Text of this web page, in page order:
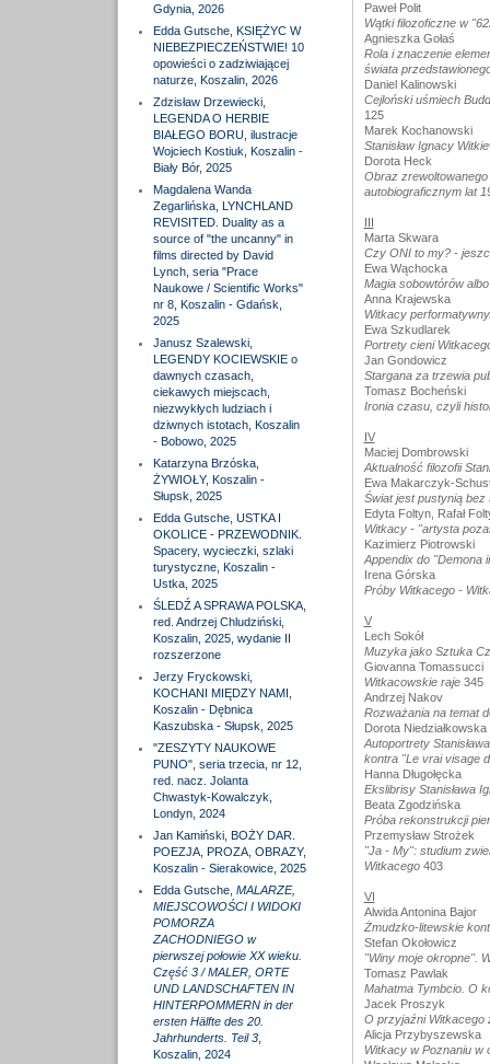
Gdynia, 2026
Edda Gutsche, KSIĘŻYC W
NIEBEZPIECZEŃSTWIE! 10
opowieści o zadziwiającej
naturze, Koszalin, 2026
Zdzisław Drzewiecki,
LEGENDA O HERBIE
BIAŁEGO BORU, ilustracje
Wojciech Kostiuk, Koszalin -
Biały Bór, 2025
Magdalena Wanda
Zegarlińska, LYNCHLAND
REVISITED. Duality as a
source of "the uncanny" in
films directed by David
Lynch, seria "Prace
Naukowe / Scientific Works"
nr 8, Koszalin - Gdańsk,
2025
Janusz Szalewski,
LEGENDY KOCIEWSKIE o
dawnych czasach,
ciekawych miejscach,
niezwykłych ludziach i
dziwnych istotach, Koszalin
- Bobowo, 2025
Katarzyna Brzóska,
ŻYWIOŁY, Koszalin -
Słupsk, 2025
Edda Gutsche, USTKA I
OKOLICE - PRZEWODNIK.
Spacery, wycieczki, szlaki
turystyczne, Koszalin -
Ustka, 2025
ŚLEDŹ A SPRAWA POLSKA,
red. Andrzej Chludziński,
Koszalin, 2025, wydanie II
rozszerzone
Jerzy Fryckowski,
KOCHANI MIĘDZY NAMI,
Koszalin - Dębnica
Kaszubska - Słupsk, 2025
"ZESZYTY NAUKOWE
PUNO", seria trzecia, nr 12,
red. nacz. Jolanta
Chwastyk-Kowalczyk,
Londyn, 2024
Jan Kamiński, BOŻY DAR.
POEZJA, PROZA, OBRAZY,
Koszalin - Sierakowice, 2025
Edda Gutsche, MALARZE,
MIEJSCOWOŚCI I WIDOKI
POMORZA
ZACHODNIEGO w
pierwszej połowie XX wieku.
Część 3 / MALER, ORTE
UND LANDSCHAFTEN IN
HINTERPOMMERN in der
ersten Hälfte des 20.
Jahrhunderts. Teil 3,
Koszalin, 2024
Paweł Polit
Wątki filozoficzne w
Agnieszka Gołaś
Rola i znaczenie
świata
Daniel Kalinowski
Cejloński uśmiech
125
Marek Kochanowski
Stanisław Ignacy
Dorota Heck
Obraz
autobiograficznym lat
III
Marta Skwara
Czy ONI to my? -
Ewa Wąchocka
Magia sobowtórów
Anna Krajewska
Witkacy
Ewa Szkudlarek
Portrety cieni
Jan Gondowicz
Stargana za trzewia
Tomasz Bocheński
Ironia czasu, czyli
IV
Maciej Dombrowski
Aktualność filozofii
Ewa Makarczyk-
Świat jest pustynią
Edyta Foltyn, Rafał
Witkacy - "artysta
Kazimierz Piotrowski
Appendix do "Demona
Irena Górska
Próby Witkacego -
V
Lech Sokół
Muzyka jako Sztuka
Giovanna Tomassucci
Witkacowskie raje345
Andrzej Nakov
Rozważania na temat
Dorota Niedziałkowska
Autoportrety
kontra "Le vrai visage
Hanna Długołęcka
Ekslibrisy Stanisława
Beata Zgodzińska
Próba rekonstrukcji
Przemysław Strożek
"Ja - My": studium
Witkacego403
VI
Alwida Antonina Bajor
Żmudzko-litewskie
Stefan Okołowicz
"Winy moje okropne".
Tomasz Pawlak
Mahatma Tymbcio. O
Jacek Proszyk
O przyjaźni Witkacego
Alicja Przybyszewska
Witkacy w Poznaniu w